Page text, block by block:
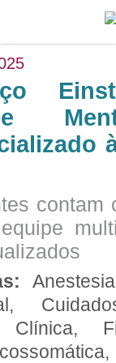
contam
Clínica,